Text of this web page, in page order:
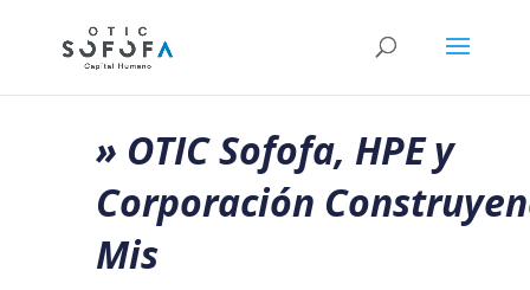
» OTIC Sofofa, HPE y
Corporación
Mis